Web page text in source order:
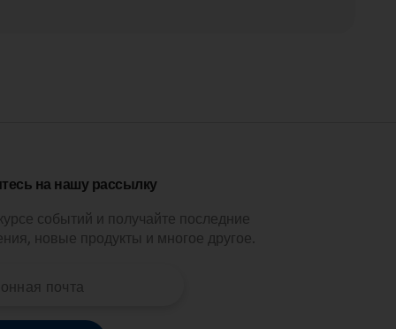
на нашу рассылку
событий и получайте последние
новые продукты и многое другое.